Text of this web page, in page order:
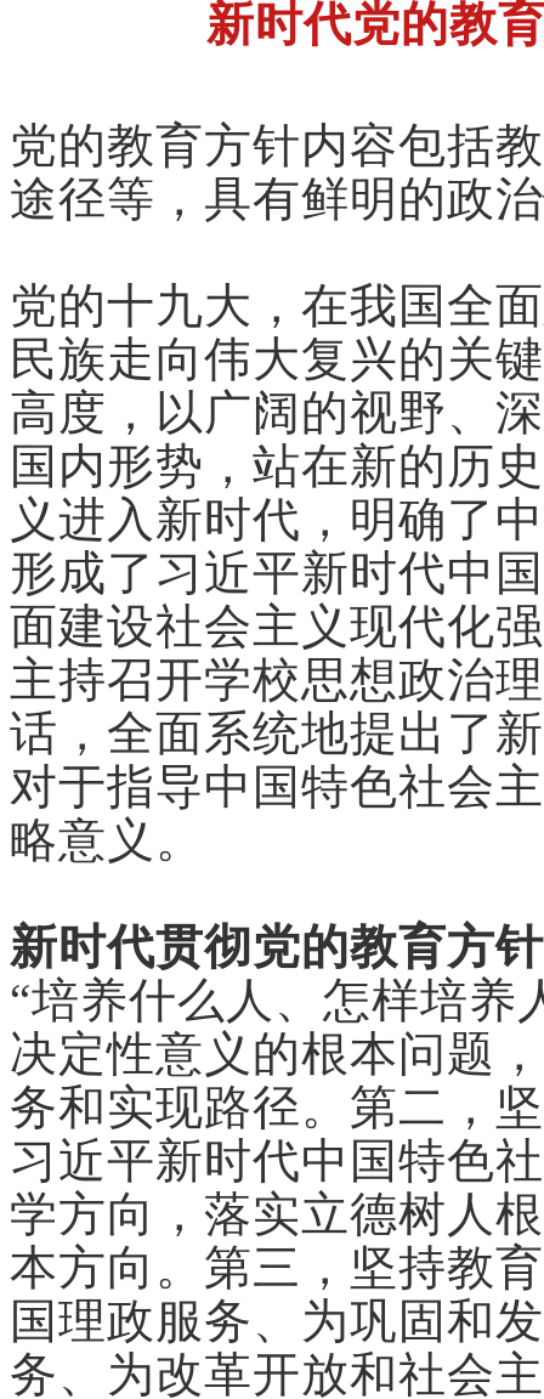
新时代党的教
党的教育方针内容包括
途径等，具有鲜明的政
党的十九大，在我国全
民族走向伟大复兴的关
高度，以广阔的视野、
国内形势，站在新的历
义进入新时代，明确了
形成了习近平新时代中
面建设社会主义现代化
主持召开学校思想政治
话，全面系统地提出了
对于指导中国特色社会
略意义。
新时代贯彻党的教育方
“培养什么人、怎样培养
决定性意义的根本问题
务和实现路径。第二，
习近平新时代中国特色
学方向，落实立德树人
本方向。第三，坚持教
国理政服务、为巩固和
务、为改革开放和社会